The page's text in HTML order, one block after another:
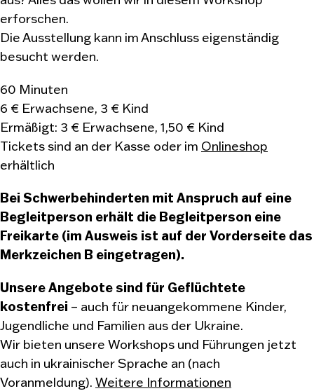
erforschen.
Die Ausstellung kann im Anschluss eigenständig
besucht werden.
60 Minuten
6 € Erwachsene, 3 € Kind
Ermäßigt: 3 € Erwachsene, 1,50 € Kind
Tickets sind an der Kasse oder im Onlineshop
erhältlich
Bei Schwerbehinderten mit Anspruch auf eine
Begleitperson erhält die Begleitperson eine
Freikarte (im Ausweis ist auf der Vorderseite das
Merkzeichen B eingetragen).
Unsere Angebote sind für Geflüchtete
kostenfrei – auch für neuangekommene Kinder,
Jugendliche und Familien aus der Ukraine.
Wir bieten unsere Workshops und Führungen jetzt
auch in ukrainischer Sprache an (nach
Voranmeldung). Weitere Informationen